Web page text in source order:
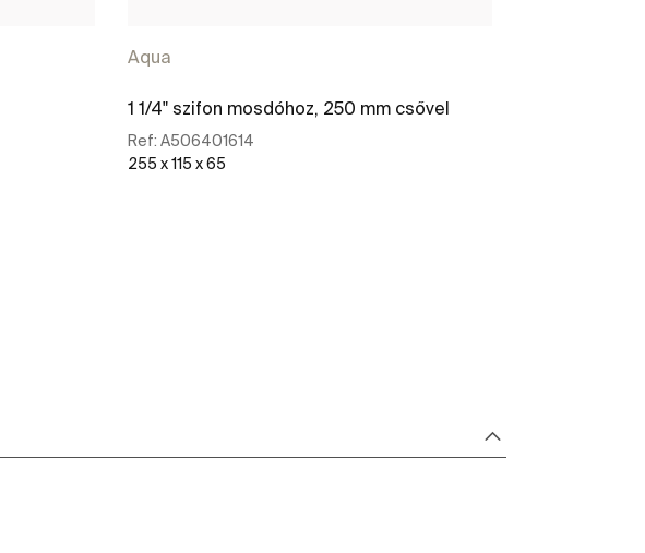
Aqua
1 1/4" szifon mosdóhoz, 250 mm csővel
Ref: A506401614
255 x 115 x 65